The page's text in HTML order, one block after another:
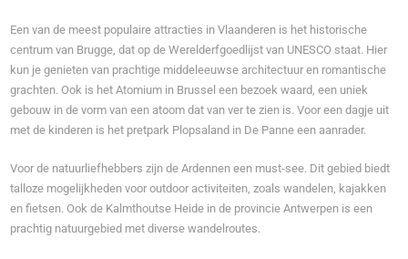
Een van de meest populaire attracties in Vlaanderen is het historische
centrum van Brugge, dat op de Werelderfgoedlijst van UNESCO staat. Hier
kun je genieten van prachtige middeleeuwse architectuur en romantische
grachten. Ook is het Atomium in Brussel een bezoek waard, een uniek
gebouw in de vorm van een atoom dat van ver te zien is. Voor een dagje uit
met de kinderen is het pretpark Plopsaland in De Panne een aanrader.
Voor de natuurliefhebbers zijn de Ardennen een must-see. Dit gebied biedt
talloze mogelijkheden voor outdoor activiteiten, zoals wandelen, kajakken
en fietsen. Ook de Kalmthoutse Heide in de provincie Antwerpen is een
prachtig natuurgebied met diverse wandelroutes.